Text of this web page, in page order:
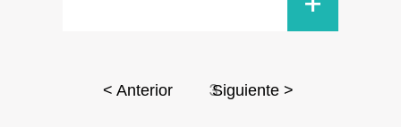
< Anterior 3Siguiente >